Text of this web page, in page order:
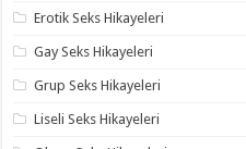
Erotik Seks Hikayeleri
Gay Seks Hikayeleri
Grup Seks Hikayeleri
Liseli Seks Hikayeleri